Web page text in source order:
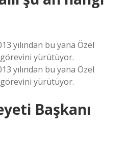
yılından bu yana Özel
görevini yürütüyor.
yılından bu yana Özel
görevini yürütüyor.
Başkanı